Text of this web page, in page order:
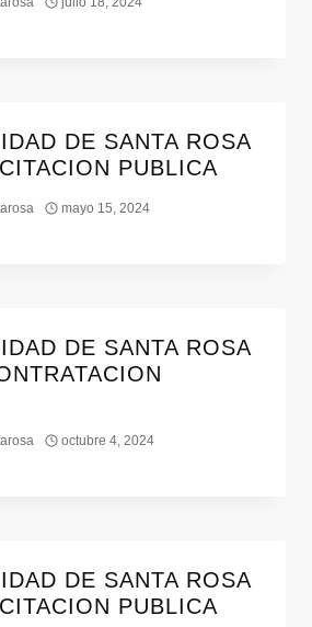
DE SANTA ROSA
PUBLICA
mayo 15, 2024
DE SANTA ROSA
octubre 4, 2024
DE SANTA ROSA
PUBLICA